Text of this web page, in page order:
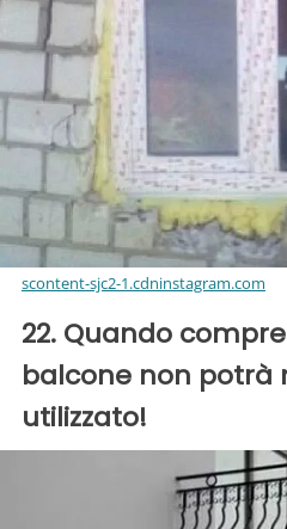
scontent-sjc2-1.cdninstagram.com
22. Quando
balcone non potrà
utilizzato!